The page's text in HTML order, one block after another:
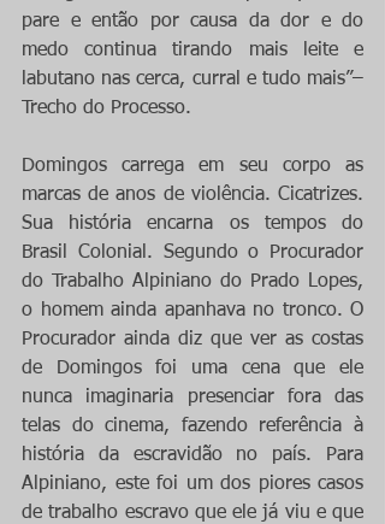
pare e então por causa da dor e do
medo continua tirando mais leite e
labutano nas cerca, curral e tudo mais”–
Trecho do Processo.
Domingos carrega em seu corpo as
marcas de anos de violência. Cicatrizes.
Sua história encarna os tempos do
Brasil Colonial. Segundo o Procurador
do Trabalho Alpiniano do Prado Lopes,
o homem ainda apanhava no tronco. O
Procurador ainda diz que ver as costas
de Domingos foi uma cena que ele
nunca imaginaria presenciar fora das
telas do cinema, fazendo referência à
história da escravidão no país. Para
Alpiniano, este foi um dos piores casos
de trabalho escravo que ele já viu e que